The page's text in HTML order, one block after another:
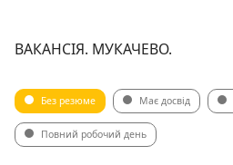
ВАКАНСІЯ. МУКАЧЕВО.
Без резюме Має досвід
Повний робочий день